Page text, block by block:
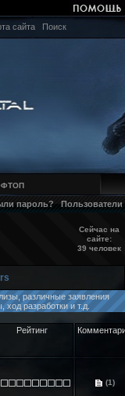
сайта Поиск
пароль? Пользователи
Сейчас на
сайте:
39 человек
различные заявления
ход разработки и т.д.
Рейтинг
(1)